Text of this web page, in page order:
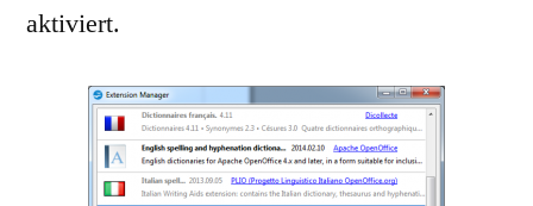
aktiviert.